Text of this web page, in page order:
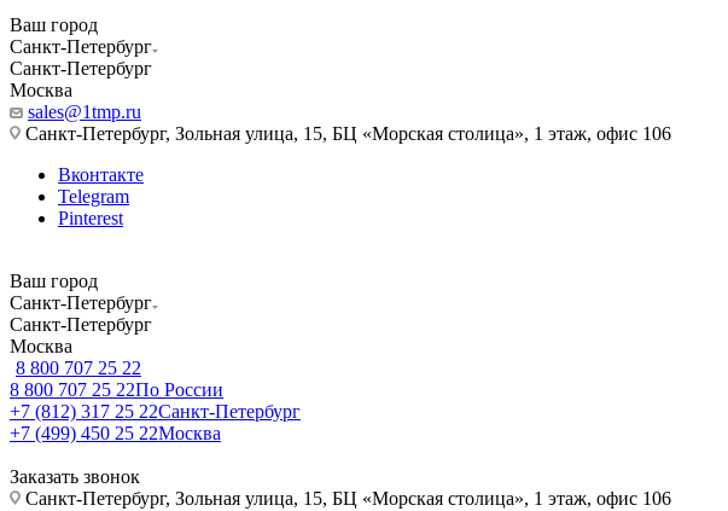
Ваш город
Санкт-Петербург
Санкт-Петербург
Москва
sales@1tmp.ru
Санкт-Петербург, Зольная улица, 15, БЦ «Морская столица», 1 этаж, офис 106
Вконтакте
Telegram
Pinterest
Ваш город
Санкт-Петербург
Санкт-Петербург
Москва
8 800 707 25 22
8 800 707 25 22По России
+7 (812) 317 25 22Санкт-Петербург
+7 (499) 450 25 22Москва
Заказать звонок
Санкт-Петербург, Зольная улица, 15, БЦ «Морская столица», 1 этаж, офис 106